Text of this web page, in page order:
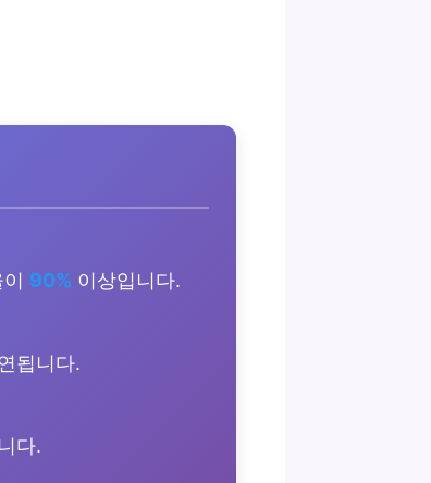
90% 이상입니다.
됩니다.
다.